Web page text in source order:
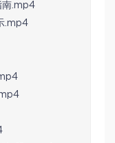
南.mp4
.mp4